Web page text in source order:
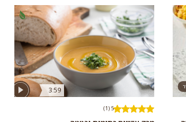
3:59
5 (1)